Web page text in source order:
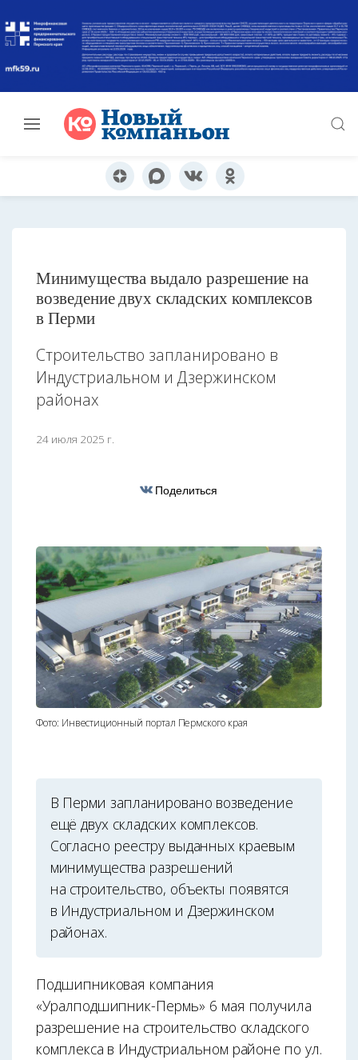
Минимущества выдало разрешение на
возведение двух складских комплексов
в Перми
Строительство запланировано в
Индустриальном и Дзержинском
районах
24 июля 2025 г.
Поделиться
Фото: Инвестиционный портал Пермского края
В Перми запланировано возведение
ещё двух складских комплексов.
Согласно реестру выданных краевым
минимущества разрешений
на строительство, объекты появятся
в Индустриальном и Дзержинском
районах.
Подшипниковая компания
«Уралподшипник-Пермь» 6 мая получила
разрешение на строительство складского
комплекса в Индустриальном районе по ул.